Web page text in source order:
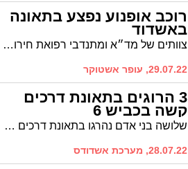
רוכב אופנוע נפצע בתאונה
באשדוד
צוותים של מד״א ומתנדבי רפואת חירום של איחוד הצלה מסניף אשדוד הוזעקו לרחוב סיני באשדוד בעקבות דיווח שהגיע למוקד איחוד הצלה על תאונת דרכים. צוותי הרפואה העניקו טיפול רפואי ראשוני לרוכב אופנוע בן 40 שנפגע במצב קל בזירת תאונה עם מעורבות רכב פרטי
29.07.22, עופר אשטוקר
3 הרוגים בתאונת דרכים
קשה בכביש 6
שלושה בני אדם נהרגו בתאונת דרכים קטלנית בכביש 6 ממחלף קריית גת לדרום. הפראמדיק סיפר: "הרכב היה מעוך עם פגיעות פח קשות בתעלה בצד הדרך כשהפצוע בהכרה מעורפלת כשהוא סובל מחבלות בראש ובכל חלקי גופו"
28.07.22, מערכת אשדודס